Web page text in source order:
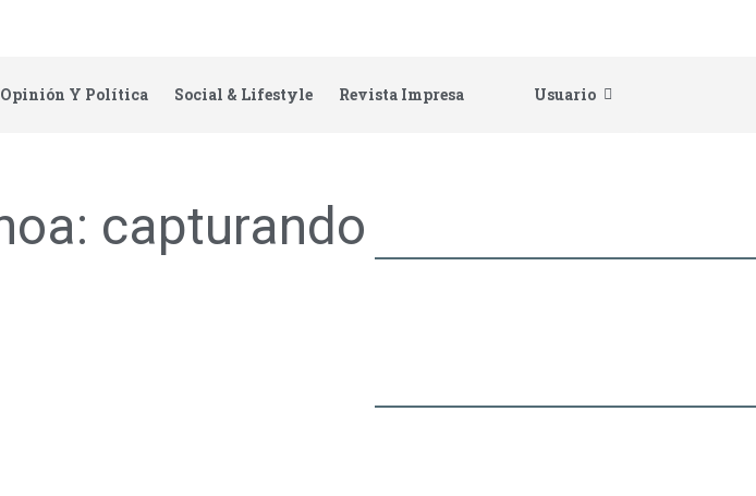
Opinión Y Política Social & Lifestyle Revista Impresa Usuario
capturando